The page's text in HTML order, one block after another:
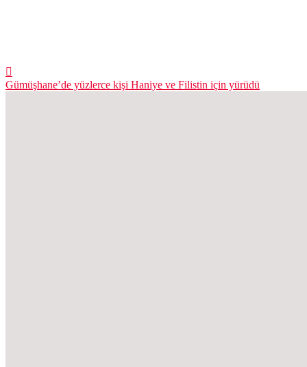
Gümüşhane’de yüzlerce kişi Haniye ve Filistin için yürüdü